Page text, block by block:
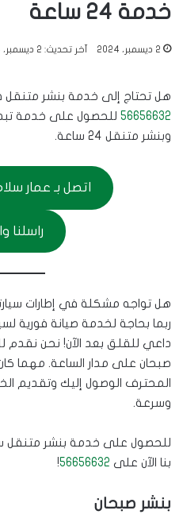
خدمة 24 ساعة
2 ديسمبر، 2024 آخر تحديث: 2 ديسمبر، 2024
هل تحتاج إلى خدمة بنشر متنقل
56656632 للحصول على خدمة تبديل
وبنشر متنقل 24 ساعة.
اتصل بـ عمار سلامات
راسلنا
هل تواجه مشكلة في إطارات
ربما بحاجة لخدمة صيانة فورية
داعي للقلق بعد الآن! نحن
صبحان على مدار الساعة. مهما
المحترف الوصول إليك وتقديم
وسرعة.
للحصول على خدمة بنشر متنقل
بنا الآن على 56656632
!
بنشر صبحان